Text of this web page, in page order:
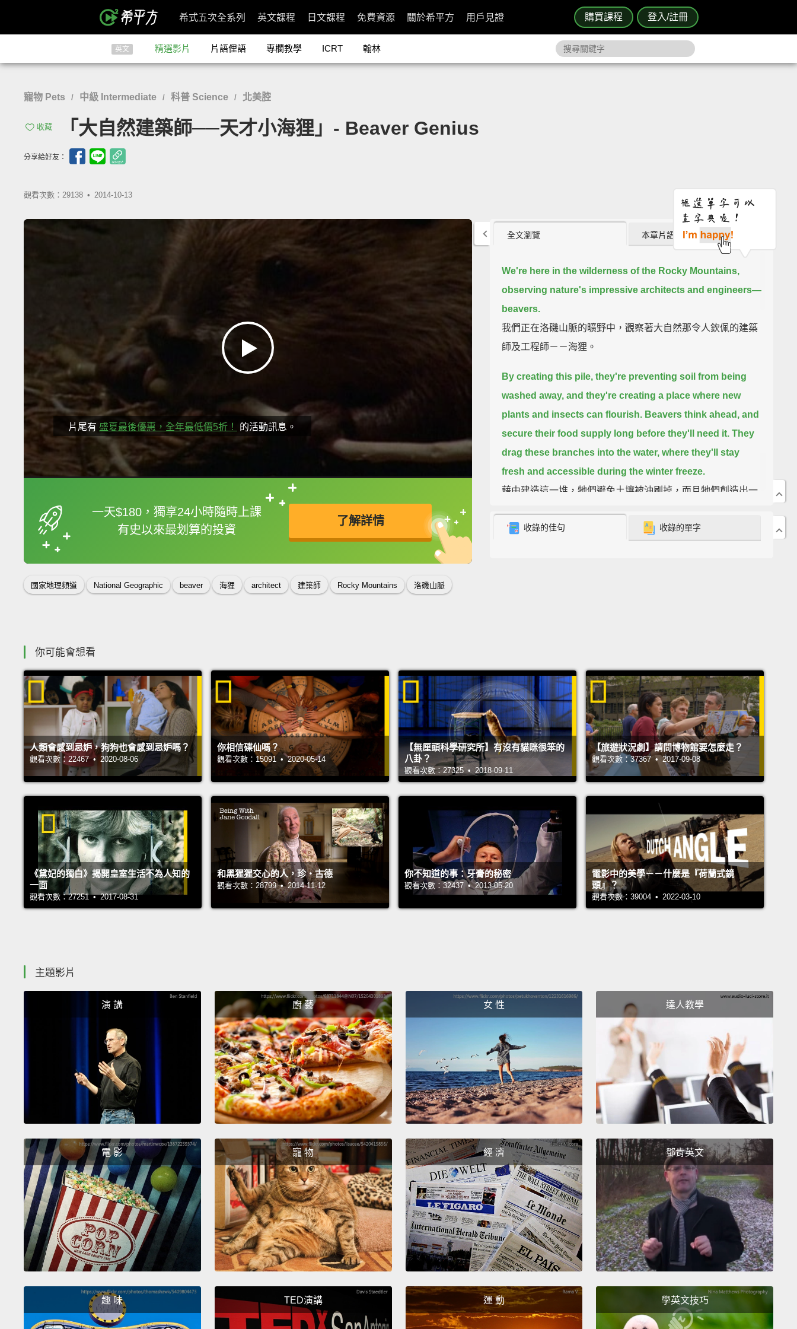
購買課程 登入/註冊
希式五次全系列 英文課程 日文課程 免費資源 關於希平方 用戶見證
英文 精選影片 片語俚語 專欄教學 ICRT 翰林
寵物 Pets / 中級 Intermediate / 科普 Science / 北美腔
收藏 「大自然建築師──天才小海狸」- Beaver Genius
分享給好友：
觀看次數：29138 • 2014-10-13
片尾有 盛夏最後優惠，全年最低價5折！ 的活動訊息。
一天$180，獨享24小時隨時上課
有史以來最划算的投資
了解詳情
框選或點兩下字幕可以直接查字典喔！
英
國家地理頻道 National Geographic beaver 海狸 architect 建築師 Rocky Mountains 洛磯山脈
全文瀏覽 本章片語 (2)
We're here in the wilderness of the Rocky Mountains,
observing nature's impressive architects and engineers—
beavers.
我們正在洛磯山脈的曠野中，觀察著大自然那令人欽佩的建築
師及工程師－－海狸。
By creating this pile, they're preventing soil from being
washed away, and they're creating a place where new
plants and insects can flourish. Beavers think ahead, and
secure their food supply long before they'll need it. They
drag these branches into the water, where they'll stay
fresh and accessible during the winter freeze.
藉由建造這一堆，牠們避免土壤被沖刷掉，而且牠們創造出一
需要前就安置好牠們的糧食庫存。他們將這些樹枝拖曳到水
elegantly designed passageway to the lake.
時光快轉至寒冬，此時那嚴寒的溫度將泥巴及木樁變成一個海
狸們穩固的庇護所。每一間住所居住著一個海狸家庭，沒錯，
有一個媽媽和爸爸和...我有提過海狸是終生單一伴侶的嗎？而
且每一個家都有一條巧妙設計的通道通往湖泊。
Beavers are North America's largest rodent, and they're
the only ones with skin flaps behind their teeth that allow
them to hold branches without swallowing water. Notice
how neatly the beaver eats, stripping the bark by turning
the branch like an ear of corn. They're strict but voracious
vegetarians, and can even digest the cellulose that most
mammals just can't handle.
海狸為北美最大的齧齒類動物，而且牠們是唯一一種牙齒後有
Flash forward again to the following spring, and spring
has sprung a leak in the dam, so dad stays with the
young ones while mom and their elder son fix it up.
This
is lucky for all the other animals around, because virtually
the entire ecosystem is dependent on the dam and the
resulting pile.
Wouldn't it be great if we can all be as
時光再次快轉至接下來的春天，春天使水壩裂了一個縫，所以
當媽媽和牠們的大兒子修理水壩時，爸爸留下來陪年幼的孩
子。這對所有其他在周遭的動物來說很幸運，因為差不多整個
生態系統都仰賴著水壩及其產生的土堆。如果我們全都能像熱
心的海狸一樣勤勞且有效率不是很棒嗎？
收錄的佳句 收錄的單字
你可能會想看
人類會感到忌妒，狗狗也會感到忌妒嗎？
觀看次數：22467 • 2020-08-06
你相信碟仙嗎？
觀看次數：15091 • 2020-05-14
【無厘頭科學研究所】有沒有貓咪很笨的
八卦？
觀看次數：27325 • 2018-09-11
【旅遊狀況劇】請問博物館要怎麼走？
觀看次數：37367 • 2017-09-08
《黛妃的獨白》揭開皇室生活不為人知的
一面
觀看次數：27251 • 2017-08-31
和黑猩猩交心的人，珍‧古德
觀看次數：28799 • 2014-11-12
你不知道的事：牙膏的秘密
觀看次數：32437 • 2013-05-20
電影中的美學－－什麼是『荷蘭式鏡
頭』？
觀看次數：39004 • 2022-03-10
主題影片
演 講 廚 藝 女 性 達人教學
電 影 寵 物 經 濟 鄧肯英文
趣 味 TED演講 運 動 學英文技巧